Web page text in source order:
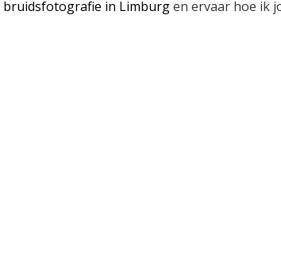
bruidsfotografie in Limburgen ervaar hoe ik